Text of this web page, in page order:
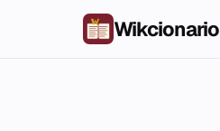
Wikcionario